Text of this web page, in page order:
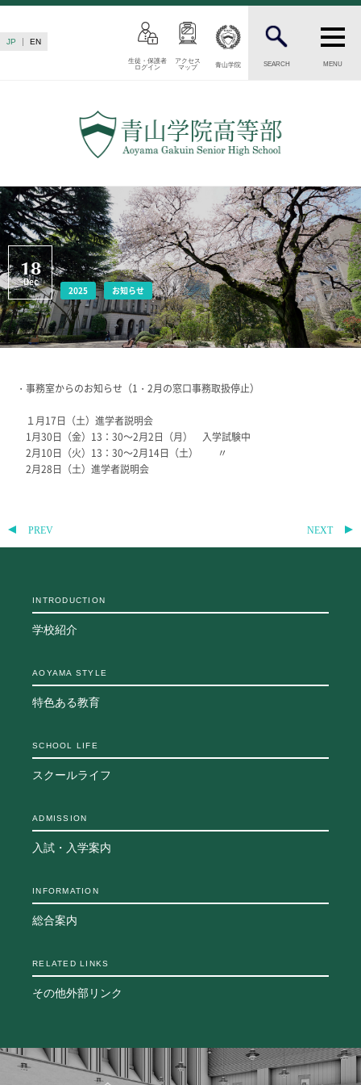
JP EN
生徒・保護者
ログイン
アクセス
マップ
青山学院 SEARCH MENU
高等部の歴史
生徒数・教職員数
一貫校の流れ
卒業後の進路
卒業生からのメッセージ
AOYAMA STYLE
特色ある教育
国際交流
平和・共生学習
高大連携
SGH活動報告
スクールライフ
クラブ・同好会
生徒会活動
制服
いじめ防止対策
ADMISSION
入試日程・出願資格
公開行事の紹介
入学金・学費
入学試験問題
スクールガイド
志願者速報
18
Dec
2025 お知らせ
・事務室からのお知らせ（1・2月の窓口事務取扱停止）
１月17日（土）進学者説明会
1月30日（金）13：30～2月2日（月） 入学試験中
2月10日（火）13：30～2月14日（土） 〃
2月28日（土）進学者説明会
PREV NEXT
INTRODUCTION
学校紹介
AOYAMA STYLE
特色ある教育
SCHOOL LIFE
スクールライフ
ADMISSION
入試・入学案内
INFORMATION
総合案内
RELATED LINKS
その他外部リンク